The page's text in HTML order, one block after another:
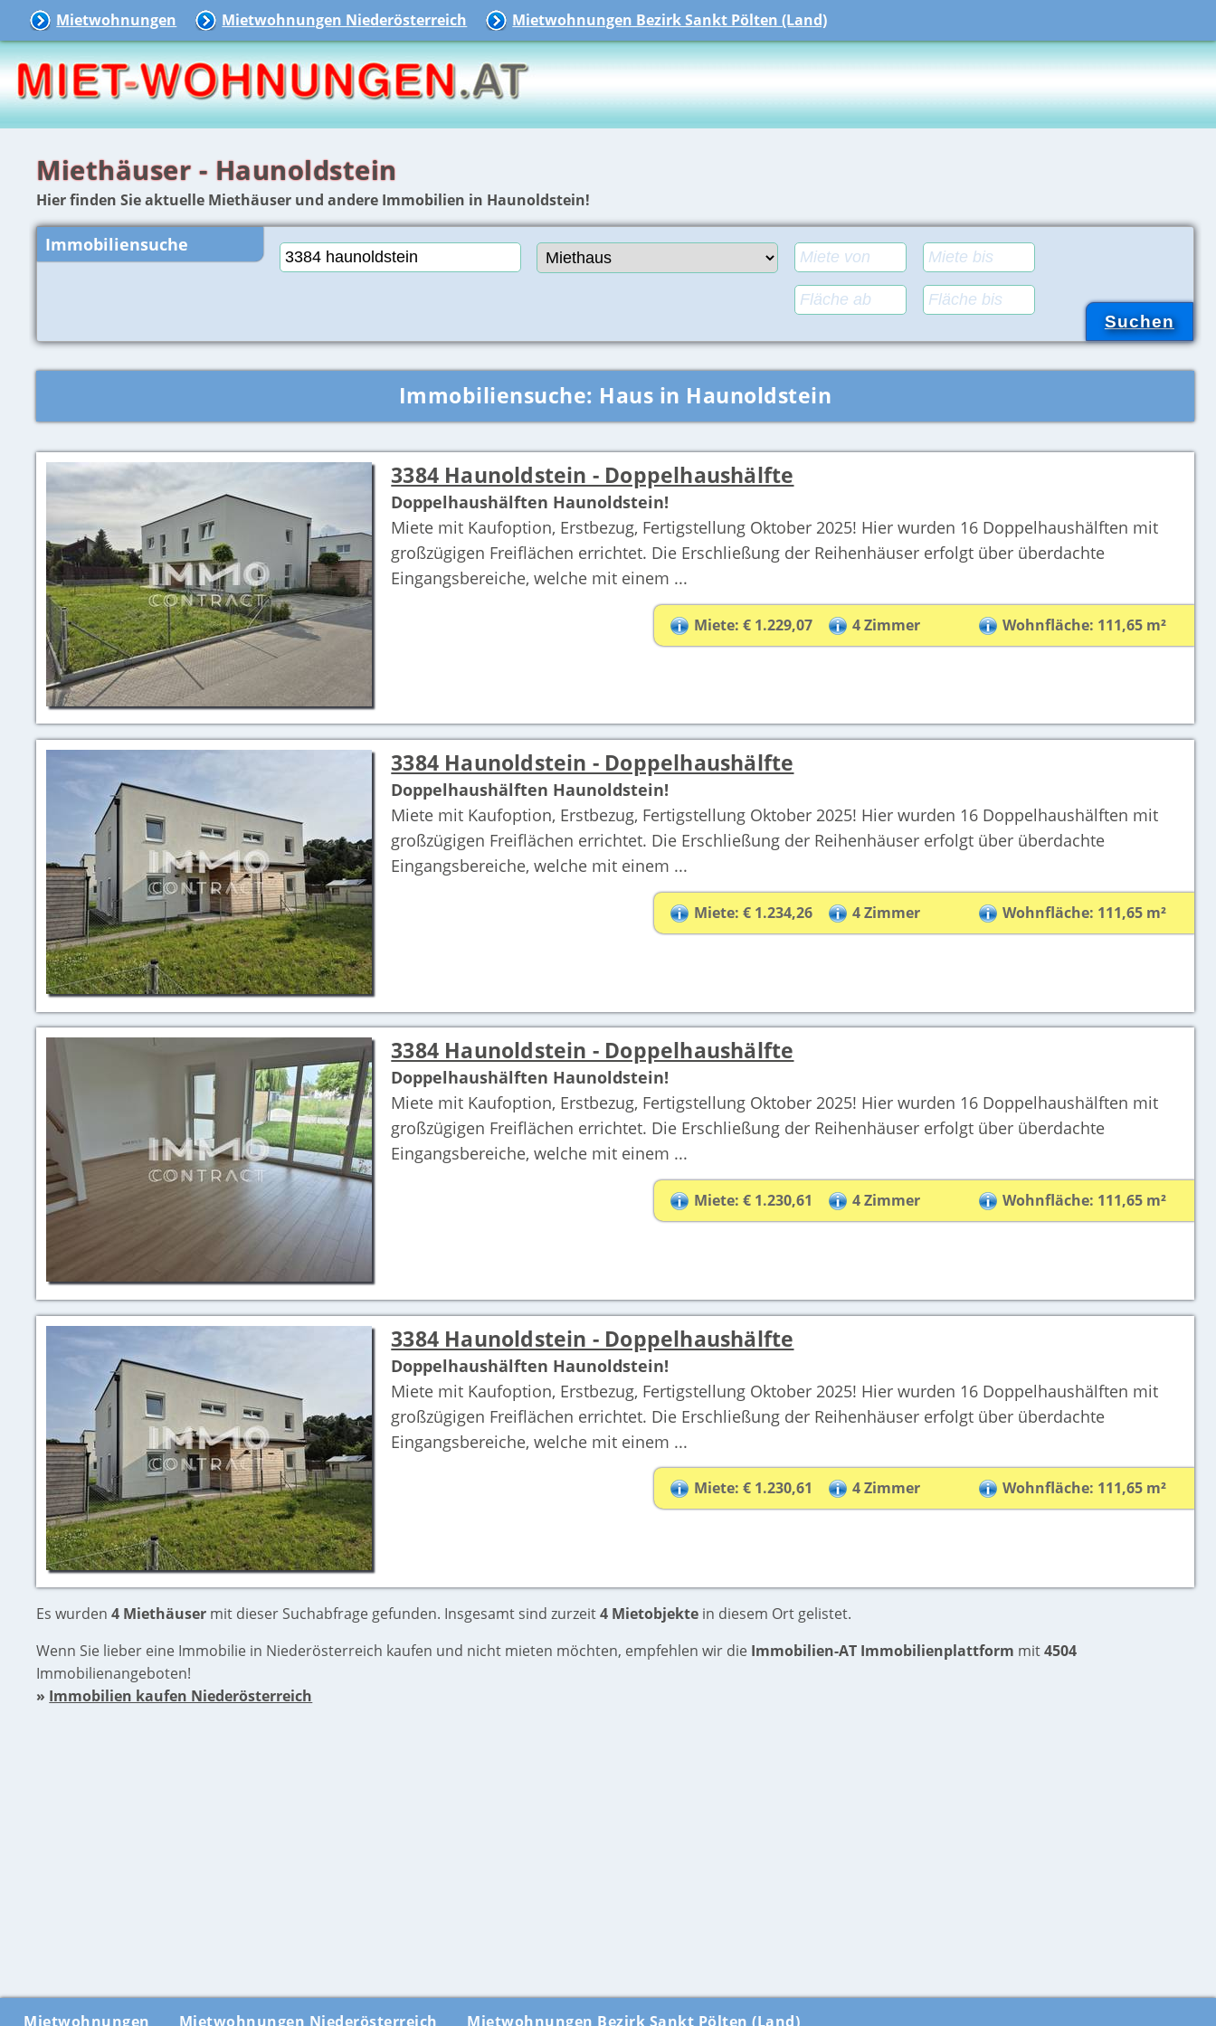
Mietwohnungen Mietwohnungen Niederösterreich Mietwohnungen Bezirk Sankt Pölten (Land)
Miethäuser - Haunoldstein
Hier finden Sie aktuelle Miethäuser und andere Immobilien in Haunoldstein!
Immobiliensuche
Immobiliensuche: Haus in Haunoldstein
3384 Haunoldstein - Doppelhaushälfte
Doppelhaushälften Haunoldstein!
Miete mit Kaufoption, Erstbezug, Fertigstellung Oktober 2025! Hier wurden 16 Doppelhaushälften mit
großzügigen Freiflächen errichtet. Die Erschließung der Reihenhäuser erfolgt über überdachte
Eingangsbereiche, welche mit einem ...
Miete: € 1.229,07 4 Zimmer Wohnfläche: 111,65 m²
3384 Haunoldstein - Doppelhaushälfte
Doppelhaushälften Haunoldstein!
Miete mit Kaufoption, Erstbezug, Fertigstellung Oktober 2025! Hier wurden 16 Doppelhaushälften mit
großzügigen Freiflächen errichtet. Die Erschließung der Reihenhäuser erfolgt über überdachte
Eingangsbereiche, welche mit einem ...
Miete: € 1.234,26 4 Zimmer Wohnfläche: 111,65 m²
3384 Haunoldstein - Doppelhaushälfte
Doppelhaushälften Haunoldstein!
Miete mit Kaufoption, Erstbezug, Fertigstellung Oktober 2025! Hier wurden 16 Doppelhaushälften mit
großzügigen Freiflächen errichtet. Die Erschließung der Reihenhäuser erfolgt über überdachte
Eingangsbereiche, welche mit einem ...
Miete: € 1.230,61 4 Zimmer Wohnfläche: 111,65 m²
3384 Haunoldstein - Doppelhaushälfte
Doppelhaushälften Haunoldstein!
Miete mit Kaufoption, Erstbezug, Fertigstellung Oktober 2025! Hier wurden 16 Doppelhaushälften mit
großzügigen Freiflächen errichtet. Die Erschließung der Reihenhäuser erfolgt über überdachte
Eingangsbereiche, welche mit einem ...
Miete: € 1.230,61 4 Zimmer Wohnfläche: 111,65 m²
Es wurden4 Miethäuser mit dieser Suchabfrage gefunden. Insgesamt sind zurzeit4 Mietobjekte in diesem Ort gelistet.
Wenn Sie lieber eine Immobilie in Niederösterreich kaufen und nicht mieten möchten, empfehlen wir die Immobilien-AT Immobilienplattform mit4504
Immobilienangeboten!
» Immobilien kaufen Niederösterreich
Mietwohnungen Mietwohnungen Niederösterreich Mietwohnungen Bezirk Sankt Pölten (Land)